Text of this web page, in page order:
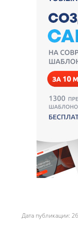
Дата публикации: